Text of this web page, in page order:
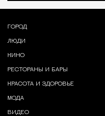
ГОРОД
ЛЮДИ
КИНО
РЕСТОРАНЫ И БАРЫ
КРАСОТА И ЗДОРОВЬЕ
МОДА
ВИДЕО